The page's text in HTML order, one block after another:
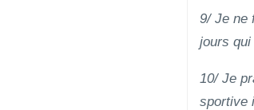
9/ Je ne
jours
10/ Je
sportive